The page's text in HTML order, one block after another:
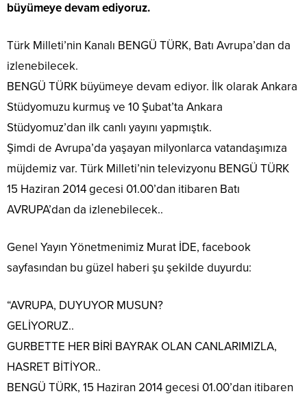
büyümeye devam ediyoruz.
Türk Milleti’nin Kanalı BENGÜ TÜRK, Batı Avrupa’dan da
izlenebilecek.
BENGÜ TÜRK büyümeye devam ediyor. İlk olarak Ankara
Stüdyomuzu kurmuş ve 10 Şubat’ta Ankara
Stüdyomuz’dan ilk canlı yayını yapmıştık.
Şimdi de Avrupa’da yaşayan milyonlarca vatandaşımıza
müjdemiz var. Türk Milleti’nin televizyonu BENGÜ TÜRK
15 Haziran 2014 gecesi 01.00’dan itibaren Batı
AVRUPA’dan da izlenebilecek..
Genel Yayın Yönetmenimiz Murat İDE, facebook
sayfasından bu güzel haberi şu şekilde duyurdu:
“AVRUPA, DUYUYOR MUSUN?
GELİYORUZ..
GURBETTE HER BİRİ BAYRAK OLAN CANLARIMIZLA,
HASRET BİTİYOR..
BENGÜ TÜRK, 15 Haziran 2014 gecesi 01.00’dan itibaren